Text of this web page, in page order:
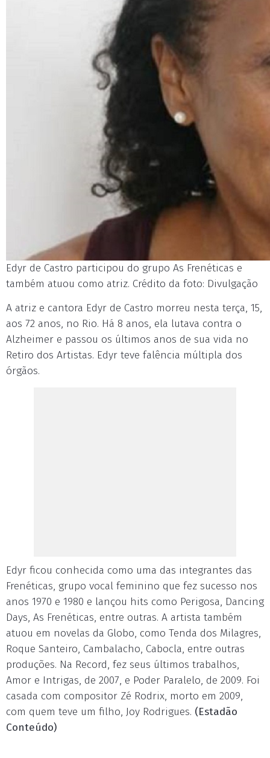
Edyr de Castro participou do grupo As Frenéticas e
também atuou como atriz. Crédito da foto: Divulgação
A atriz e cantora Edyr de Castro morreu nesta terça, 15,
aos 72 anos, no Rio. Há 8 anos, ela lutava contra o
Alzheimer e passou os últimos anos de sua vida no
Retiro dos Artistas. Edyr teve falência múltipla dos
órgãos.
Edyr ficou conhecida como uma das integrantes das
Frenéticas, grupo vocal feminino que fez sucesso nos
anos 1970 e 1980 e lançou hits como Perigosa, Dancing
Days, As Frenéticas, entre outras. A artista também
atuou em novelas da Globo, como Tenda dos Milagres,
Roque Santeiro, Cambalacho, Cabocla, entre outras
produções. Na Record, fez seus últimos trabalhos,
Amor e Intrigas, de 2007, e Poder Paralelo, de 2009. Foi
casada com compositor Zé Rodrix, morto em 2009,
com quem teve um filho, Joy Rodrigues. (Estadão
Conteúdo)